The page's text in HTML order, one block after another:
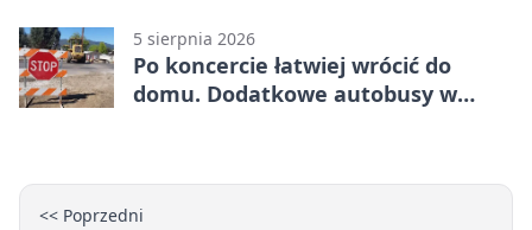
5 sierpnia 2026
Po koncercie łatwiej wrócić do
domu. Dodatkowe autobusy w
<< Poprzedni